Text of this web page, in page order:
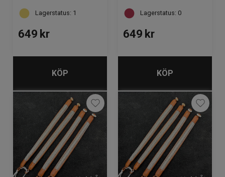
Lagerstatus: 1
649 kr
KÖP
Lagerstatus: 0
649 kr
KÖP